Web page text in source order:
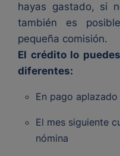
hayas gastado, si
también es
pequeña comisión.
El crédito lo
diferentes:
En pago
El mes siguiente
nómina